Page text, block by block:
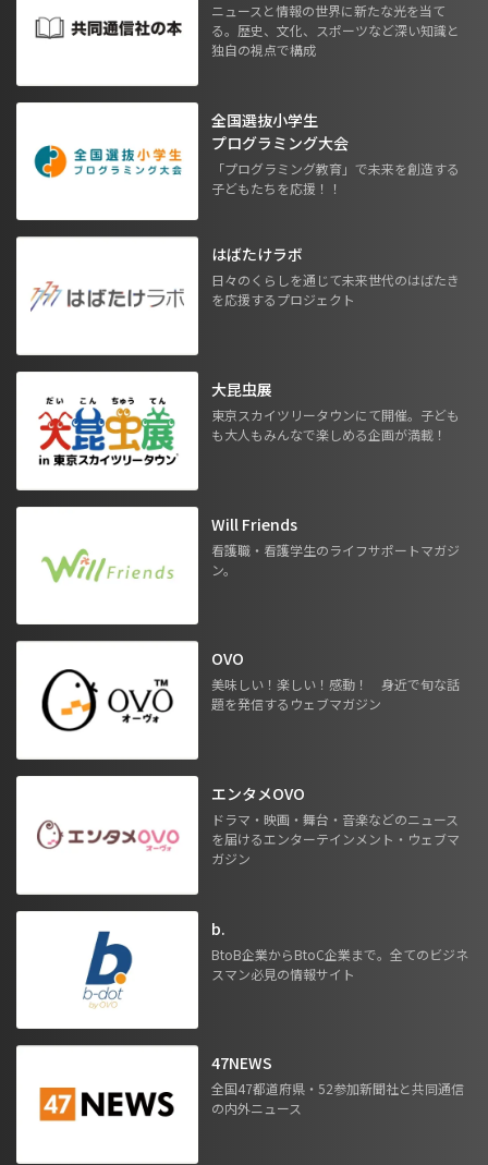
ニュースと情報の世界に新たな光を当て
る。歴史、文化、スポーツなど深い知識と
独自の視点で構成
全国選抜小学生
プログラミング大会
「プログラミング教育」で未来を創造する
子どもたちを応援！！
はばたけラボ
日々のくらしを通じて未来世代のはばたき
を応援するプロジェクト
大昆虫展
東京スカイツリータウンにて開催。子ども
も大人もみんなで楽しめる企画が満載！
Will Friends
看護職・看護学生のライフサポートマガジ
ン。
OVO
美味しい！楽しい！感動！ 身近で旬な話
題を発信するウェブマガジン
エンタメOVO
ドラマ・映画・舞台・音楽などのニュース
を届けるエンターテインメント・ウェブマ
ガジン
b.
BtoB企業からBtoC企業まで。全てのビジネ
スマン必見の情報サイト
47NEWS
全国47都道府県・52参加新聞社と共同通信
の内外ニュース